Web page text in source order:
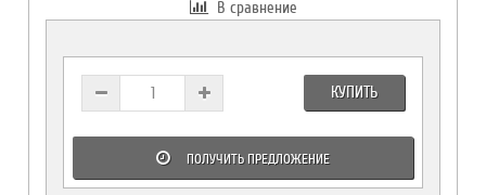
В сравнение
КУПИТЬ
ПОЛУЧИТЬ ПРЕДЛОЖЕНИЕ